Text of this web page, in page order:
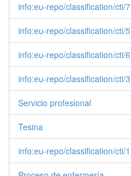
info:eu-repo/classification/cti/7
info:eu-repo/classification/cti/5
info:eu-repo/classification/cti/6
info:eu-repo/classification/cti/3
Servicio profesional
Tesina
info:eu-repo/classification/cti/1